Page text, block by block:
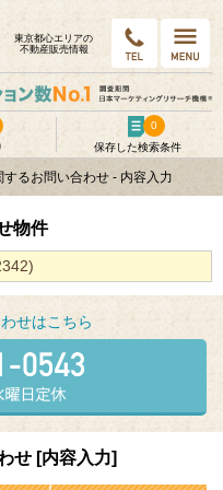
東京都⼼エリアの
不動産販売情報
保存した検索条件
0
るお問い合わせ - 内容入力
物件
せはこちら
せ [内容入力]